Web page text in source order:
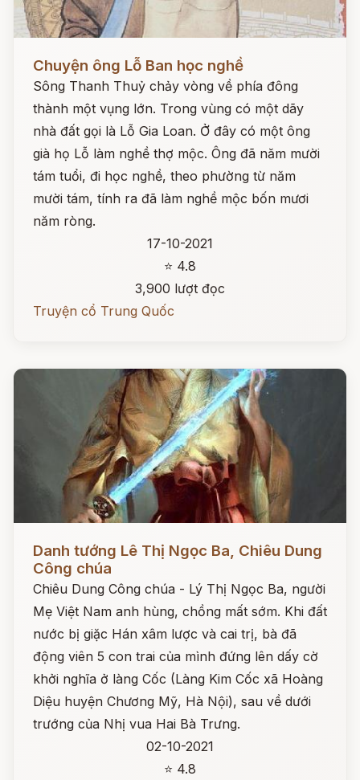
Chuyện ông Lỗ Ban học nghề
Sông Thanh Thuỷ chảy vòng về phía đông
thành một vụng lớn. Trong vùng có một dãy
nhà đất gọi là Lỗ Gia Loan. Ở đây có một ông
già họ Lỗ làm nghề thợ mộc. Ông đã năm mười
tám tuổi, đi học nghề, theo phường từ năm
mười tám, tính ra đã làm nghề mộc bốn mươi
năm ròng.
17-10-2021
⭐ 4.8
3,900 lượt đọc
Truyện cổ Trung Quốc
Danh tướng Lê Thị Ngọc Ba, Chiêu Dung
Công chúa
Chiêu Dung Công chúa - Lý Thị Ngọc Ba, người
Mẹ Việt Nam anh hùng, chồng mất sớm. Khi đất
nước bị giặc Hán xâm lược và cai trị, bà đã
động viên 5 con trai của mình đứng lên dấy cờ
khởi nghĩa ở làng Cốc (Làng Kim Cốc xã Hoàng
Diệu huyện Chương Mỹ, Hà Nội), sau về dưới
trướng của Nhị vua Hai Bà Trưng.
02-10-2021
⭐ 4.8